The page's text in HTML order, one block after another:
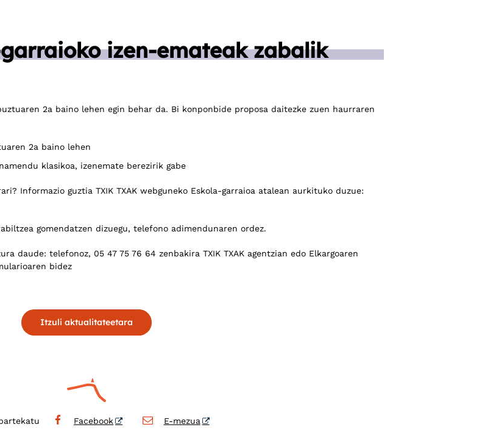
izen-emateak zabalik
2a baino lehen egin behar da. Bi konponbide proposa daitezke zuen haurraren
2a baino lehen
klasikoa, izenemate berezirik gabe
Informazio guztia TXIK TXAK webguneko Eskola-garraioa atalean aurkituko duzue:
gomendatzen dizuegu, telefono adimendunaren ordez.
daude: telefonoz, 05 47 75 76 64 zenbakira TXIK TXAK agentzian edo Elkargoaren
bidez
Itzuli aktualitateetara
Facebook E-mezua